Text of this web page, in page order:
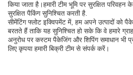
किया जाता है।हमारी टीम भूमि पर सुरक्षित
सुरक्षित पैकिंग सुनिश्चित करती है.
सीमेंटिंग फ्लोट इक्विपमेंट में, हम अपने उत्पादों को
बरतते हैं ताकि यह सुनिश्चित हो सके कि वे हमारे
अनुरोध पर कस्टम पैकेजिंग और शिपिंग समाधान भी
लिए कृपया हमारी बिक्री टीम से संपर्क करें।